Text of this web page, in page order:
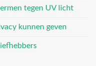
tegen UV licht
kunnen geven